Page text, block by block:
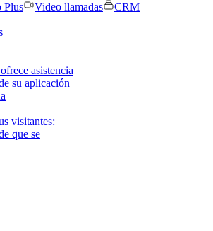
Plus Video llamadas
CRM
asistencia
su aplicación
visitantes:
que se